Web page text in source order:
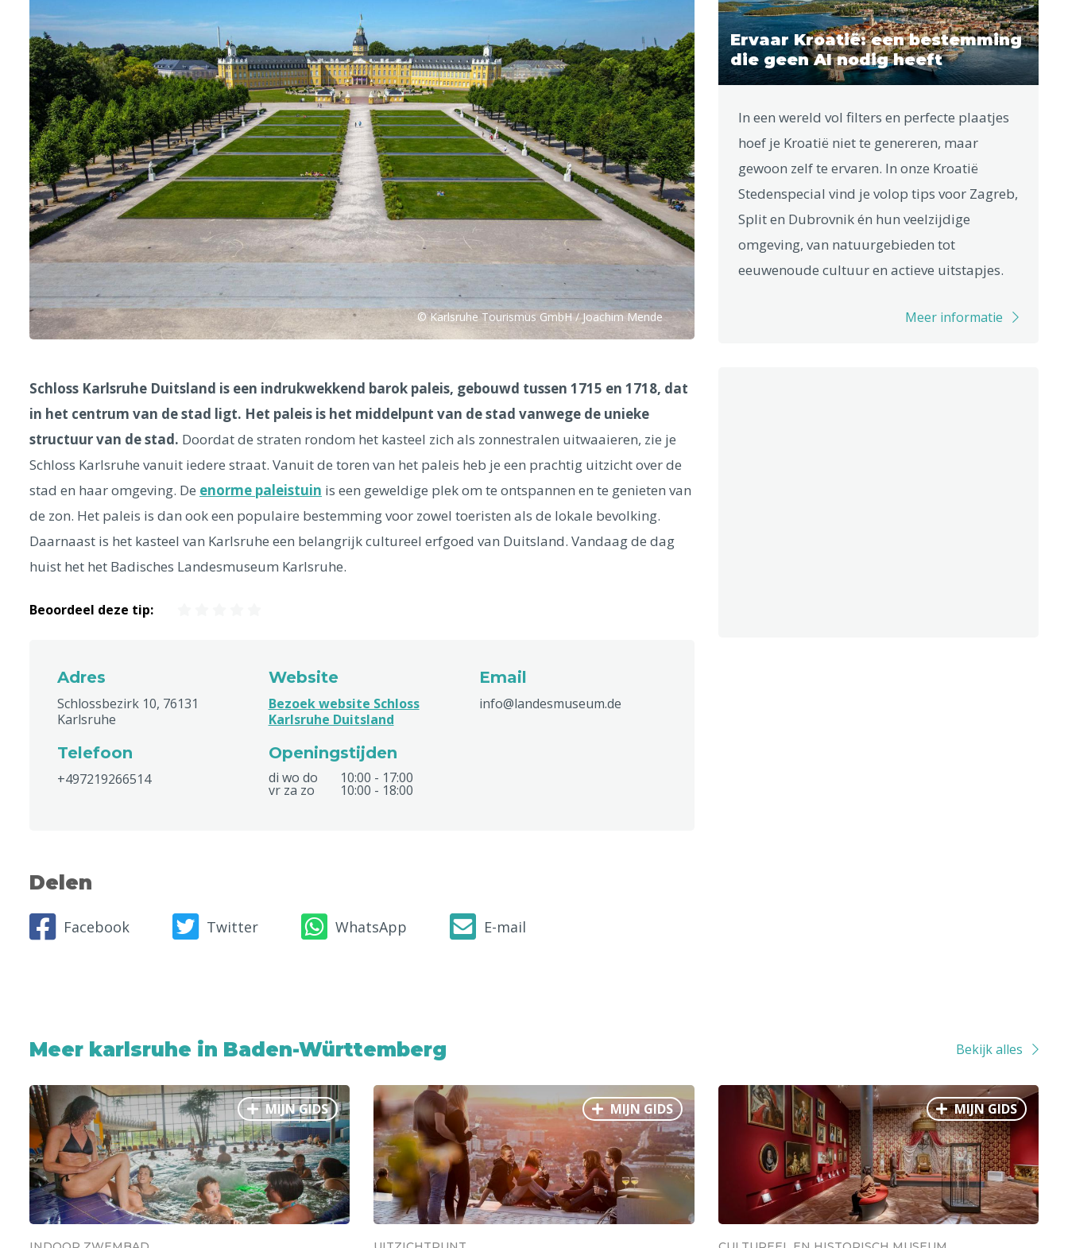
© Karlsruhe Tourismus GmbH / Joachim Mende
Schloss Karlsruhe Duitsland is een indrukwekkend barok paleis, gebouwd tussen 1715 en 1718, dat
in het centrum van de stad ligt. Het paleis is het middelpunt van de stad vanwege de unieke
structuur van de stad. Doordat de straten rondom het kasteel zich als zonnestralen uitwaaieren, zie je
Schloss Karlsruhe vanuit iedere straat. Vanuit de toren van het paleis heb je een prachtig uitzicht over de
stad en haar omgeving. De enorme paleistuin is een geweldige plek om te ontspannen en te genieten van
de zon. Het paleis is dan ook een populaire bestemming voor zowel toeristen als de lokale bevolking.
Daarnaast is het kasteel van Karlsruhe een belangrijk cultureel erfgoed van Duitsland. Vandaag de dag
huist het het Badisches Landesmuseum Karlsruhe.
Beoordeel deze tip:
Adres
Schlossbezirk 10, 76131
Karlsruhe
Website
Bezoek website Schloss
Karlsruhe Duitsland
Email
info@landesmuseum.de
Telefoon
+497219266514
Openingstijden
di wo do 10:00 - 17:00
vr za zo 10:00 - 18:00
Delen
Facebook Twitter WhatsApp E-mail
Ervaar Kroatië: een bestemming
die geen AI nodig heeft
In een wereld vol filters en perfecte plaatjes
hoef je Kroatië niet te genereren, maar
gewoon zelf te ervaren. In onze Kroatië
Stedenspecial vind je volop tips voor Zagreb,
Split en Dubrovnik én hun veelzijdige
omgeving, van natuurgebieden tot
eeuwenoude cultuur en actieve uitstapjes.
Meer informatie
Meer karlsruhe in Baden-Württemberg Bekijk alles
MIJN GIDS MIJN GIDS MIJN GIDS